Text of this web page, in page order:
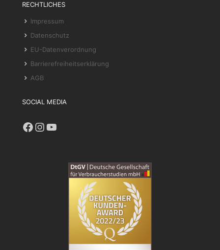
RECHTLICHES
Impressum
Datenschutz
EU-Datenverordnung
Barrierefreiheitserklärung
AGB
SOCIAL MEDIA
Facebook
Instagram
YouTube